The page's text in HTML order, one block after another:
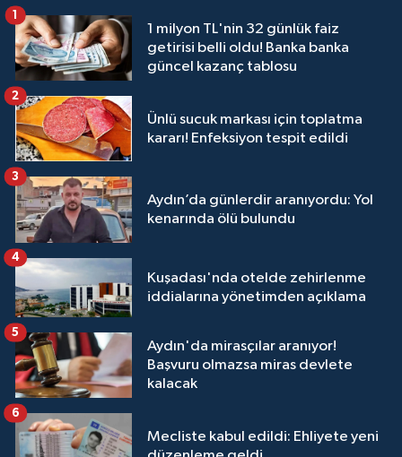
1 milyon TL'nin 32 günlük faiz
getirisi belli oldu! Banka banka
güncel kazanç tablosu
1
Ünlü sucuk markası için toplatma
kararı! Enfeksiyon tespit edildi
2
Aydın’da günlerdir aranıyordu: Yol
kenarında ölü bulundu
3
Kuşadası'nda otelde zehirlenme
iddialarına yönetimden açıklama
4
Aydın'da mirasçılar aranıyor!
Başvuru olmazsa miras devlete
kalacak
5
Mecliste kabul edildi: Ehliyete yeni
6